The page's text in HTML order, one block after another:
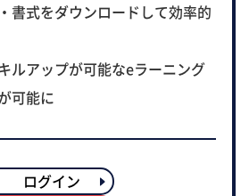
書式をダウンロードして効率的
ルアップが可能なeラーニング
可能に
ログイン